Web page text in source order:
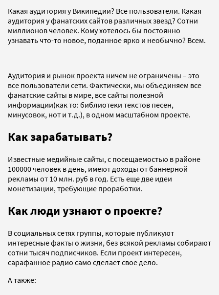
Какая аудитория у Википедии? Все пользователи. Какая
аудитория у фанатских сайтов различных звезд? Сотни
миллионов человек. Кому хотелось бы постоянно
узнавать что-то новое, поданное ярко и необычно? Всем.
Аудитория и рынок проекта ничем не ограничены – это
все пользователи сети. Фактически, мы объединяем все
фанатские сайты в мире, все сайты полезной
информации(как то: библиотеки текстов песен,
минусовок, нот и т.д.), в одном масштабном проекте.
Как зарабатывать?
Известные медийные сайты, с посещаемостью в районе
100000 человек в день, имеют доходы от баннерной
рекламы от 10 млн. руб в год. Есть еще две идеи
монетизации, требующие проработки.
Как люди узнают о проекте?
В социальных сетях группы, которые публикуют
интересные факты о жизни, без всякой рекламы собирают
сотни тысяч подписчиков. Если проект интересен,
сарафанное радио само сделает свое дело.
А также: